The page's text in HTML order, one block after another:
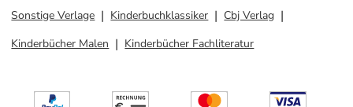
Sonstige Verlage
Kinderbuchklassiker
Cbj Verlag
Kinderbücher Malen
Kinderbücher Fachliteratur